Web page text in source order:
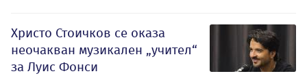
Христо Стоичков се оказа
неочакван музикален „учител“
за Луис Фонси